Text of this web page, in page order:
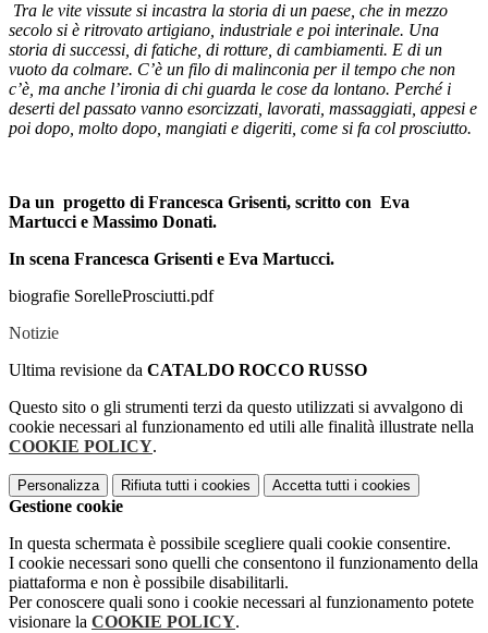
Tra le vite vissute si incastra la storia di un paese, che in mezzo
secolo si è ritrovato artigiano, industriale e poi interinale. Una
storia di successi, di fatiche, di rotture, di cambiamenti. E di un
vuoto da colmare. C’è un filo di malinconia per il tempo che non
c’è, ma anche l’ironia di chi guarda le cose da lontano. Perché i
deserti del passato vanno esorcizzati, lavorati, massaggiati, appesi e
poi dopo, molto dopo, mangiati e digeriti, come si fa col prosciutto.
Da un progetto di Francesca Grisenti, scritto con Eva
Martucci e Massimo Donati.
In scena Francesca Grisenti e Eva Martucci.
biografie SorelleProsciutti.pdf
Notizie
Ultima revisione da CATALDO ROCCO RUSSO
Questo sito o gli strumenti terzi da questo utilizzati si avvalgono di
cookie necessari al funzionamento ed utili alle finalità illustrate nella
COOKIE POLICY.
Personalizza Rifiuta tutti i cookies Accetta tutti i cookies
Gestione cookie
In questa schermata è possibile scegliere quali cookie consentire.
I cookie necessari sono quelli che consentono il funzionamento della
piattaforma e non è possibile disabilitarli.
Per conoscere quali sono i cookie necessari al funzionamento potete
visionare la COOKIE POLICY.